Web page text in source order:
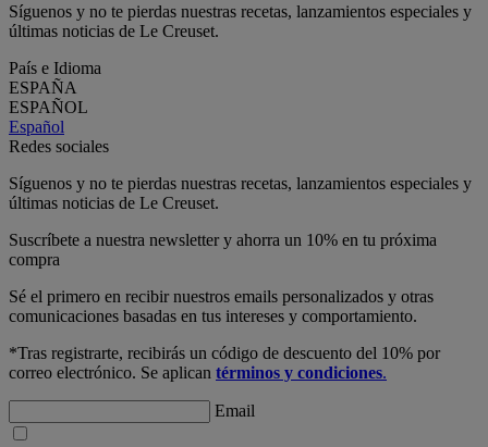
Síguenos y no te pierdas nuestras recetas, lanzamientos especiales y
últimas noticias de Le Creuset.
País e Idioma
ESPAÑA
ESPAÑOL
Español
Redes sociales
Síguenos y no te pierdas nuestras recetas, lanzamientos especiales y
últimas noticias de Le Creuset.
Suscríbete a nuestra newsletter y ahorra un 10% en tu próxima
compra
Sé el primero en recibir nuestros emails personalizados y otras
comunicaciones basadas en tus intereses y comportamiento.
*Tras registrarte, recibirás un código de descuento del 10% por
correo electrónico. Se aplican términos y condiciones.
Email